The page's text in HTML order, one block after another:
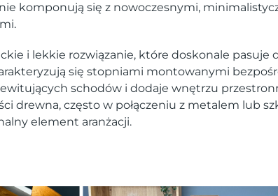
komponują się z nowoczesnymi,
i lekkie rozwiązanie, które doskonale pasuje
się stopniami montowanymi
schodów i dodaje wnętrzu
drewna, często w połączeniu z metalem lub
element aranżacji.